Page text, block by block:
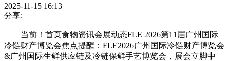
2025-11-15 16:13
分享:
当前！首页食物资讯会展动态FLE 2026第11届广州国际
冷链财产博览会焦点提醒：FLE2026广州国际冷链财产博览会
&广州国际生鲜供应链及冷链保鲜手艺博览会，展会立脚中